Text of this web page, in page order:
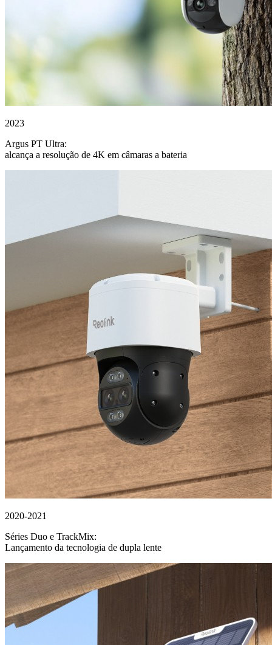
2023
Argus PT Ultra:
alcança a resolução de 4K em câmaras a bateria
2020-2021
Séries Duo e TrackMix:
Lançamento da tecnologia de dupla lente